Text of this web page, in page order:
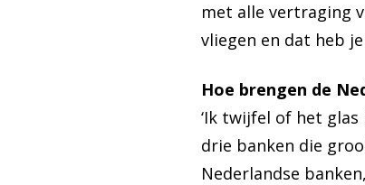
met alle vertraging
vliegen en dat heb
Hoe brengen de
‘Ik twijfel of het
drie banken die
Nederlandse